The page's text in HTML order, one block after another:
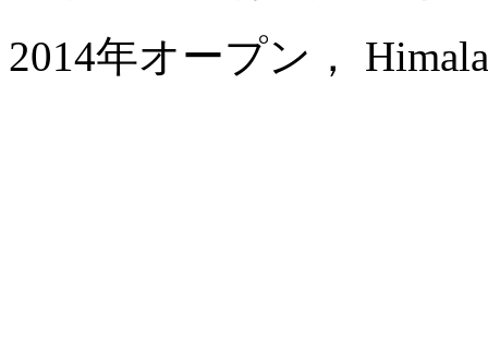
2014年オープン，